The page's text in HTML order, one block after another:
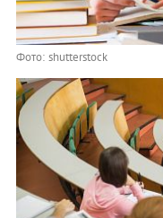
Фото: shutterstock